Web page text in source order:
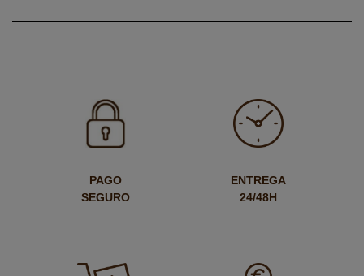
PAGO
SEGURO
ENTREGA
24/48H